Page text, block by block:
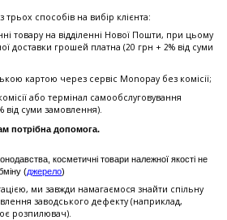
трьох способів на вибір клієнта:
товару на відділенні Нової Пошти, при цьому
доставки грошей платна (20 грн + 2% від суми
картою через сервіс Monopay без комісії;
або термінал самообслуговування
від суми замовлення).
потрібна допомога.
косметичні товари належної якості не
(джерело)
ми завжди намагаємося знайти спільну
заводського дефекту (наприклад,
розпилювач).